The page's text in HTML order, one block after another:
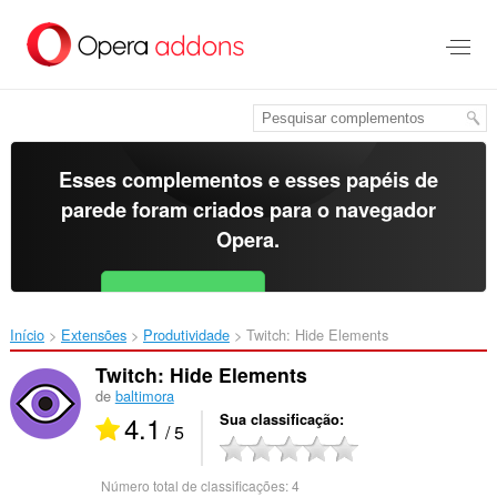
para
Esses complementos e esses papéis de
parede foram criados para o navegador
Opera.
Baixar o Opera Free for Android
Início Extensões Produtividade Twitch: Hide Elements‎
Twitch: Hide Elements
de baltimora
4.1 / 5 Sua classificação
Número total de classificações:4